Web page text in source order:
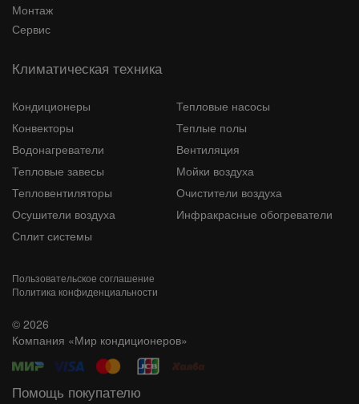
Монтаж
Сервис
Климатическая техника
Кондиционеры
Тепловые насосы
Конвекторы
Теплые полы
Водонагреватели
Вентиляция
Тепловые завесы
Мойки воздуха
Тепловентиляторы
Очистители воздуха
Осушители воздуха
Инфракрасные обогреватели
Сплит системы
Пользовательское соглашение
Политика конфиденциальности
© 2026
Компания «Мир кондиционеров»
Помощь покупателю